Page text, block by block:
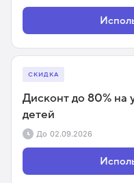
СКИДКА
Дисконт до 80% на
детей
До 02.09.2026